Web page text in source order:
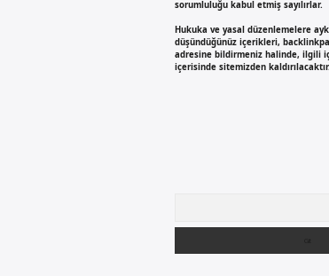
sorumluluğu kabul etmiş sayılırlar.
Hukuka ve yasal düzenlemelere
düşündüğünüz içerikleri,
adresine bildirmeniz halinde, ilgili
içerisinde sitemizden kaldırılacaktır.